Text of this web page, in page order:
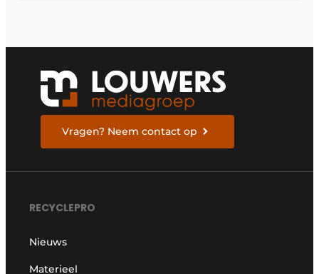
Vragen? Neem contact op
RECYCLEPRO
Nieuws
Materieel